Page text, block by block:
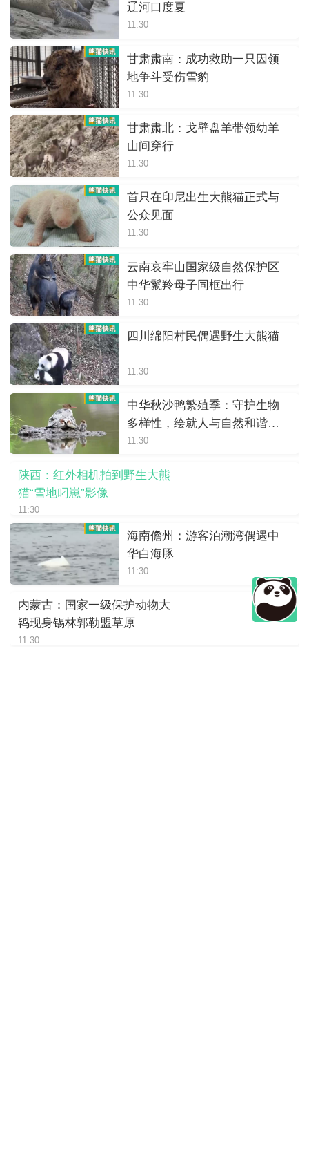
辽河口度夏
11:30
甘肃肃南：成功救助一只因领
地争斗受伤雪豹
11:30
甘肃肃北：戈壁盘羊带领幼羊
山间穿行
11:30
首只在印尼出生大熊猫正式与
公众见面
11:30
云南哀牢山国家级自然保护区
中华鬣羚母子同框出行
11:30
四川绵阳村民偶遇野生大熊猫
11:30
中华秋沙鸭繁殖季：守护生物
多样性，绘就人与自然和谐画
卷
11:30
陕西：红外相机拍到野生大熊
猫“雪地叼崽”影像
11:30
海南儋州：游客泊潮湾偶遇中
华白海豚
11:30
内蒙古：国家一级保护动物大
鸨现身锡林郭勒盟草原
11:30